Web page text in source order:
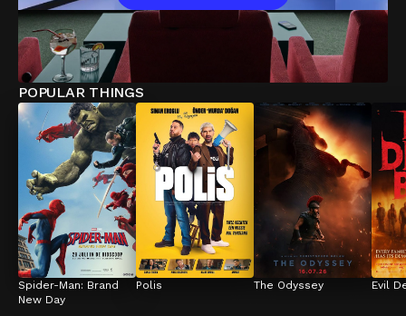
POPULAR THINGS
Spider-Man: Brand
New Day
Polis The Odyssey Evil